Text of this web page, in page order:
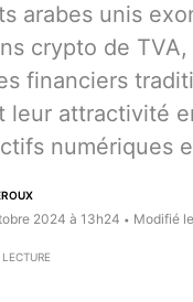
arabes unis
crypto de TVA,
financiers
leur attractivité
numériques
2024 à 13h24 • Modifié